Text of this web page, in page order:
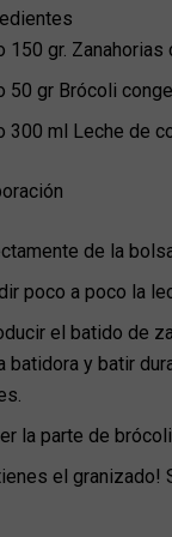
150 gr. Zanahorias
50 gr Brócoli
300 ml Leche de
de la
poco a poco la
el batido de
batidora y batir
la parte de
tienes el